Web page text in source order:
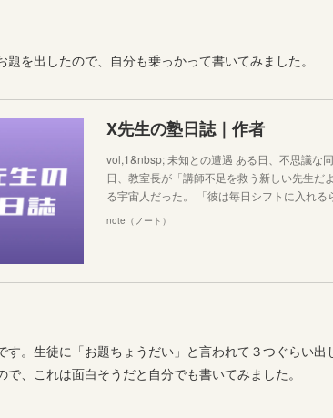
題を出したので、自分も乗っかって書いてみました。
X先生の塾日誌｜作者
vol,1&nbsp; 未知との遭遇 ある日、不思議な
日、教室長が「講師不足を救う新しい先生
る宇宙人だった。 「彼は毎日シフトに入れ
note（ノート）
す。生徒に「お題ちょうだい」と言われて３つぐらい
で、これは面白そうだと自分でも書いてみました。